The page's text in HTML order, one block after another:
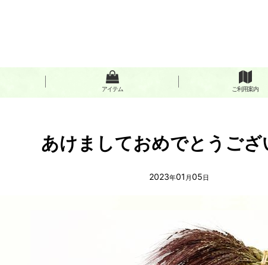
アイテム ご利用案内
あけましておめでとうござ
2023年01 月05日